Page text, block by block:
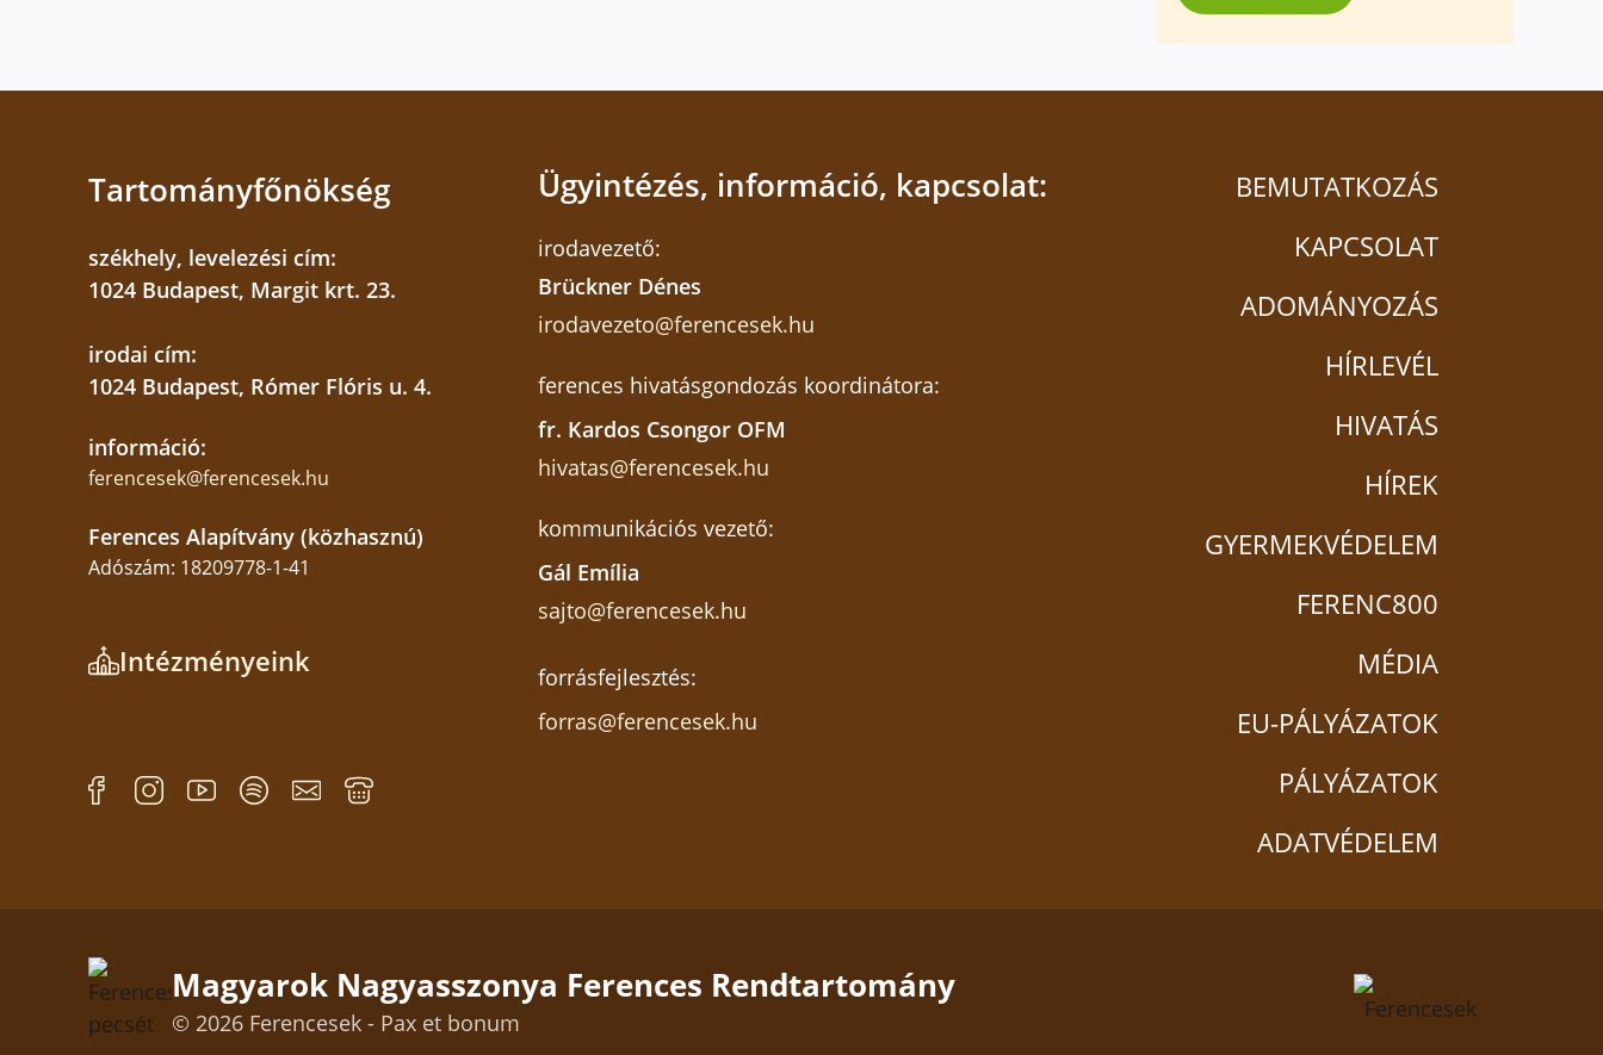
Tartományfőnökség
székhely, levelezési cím:
1024 Budapest, Margit krt. 23.
irodai cím:
1024 Budapest, Rómer Flóris u. 4.
információ:
ferencesek@ferencesek.hu
Ferences Alapítvány (közhasznú)
Adószám: 18209778-1-41
Intézményeink
Ügyintézés, információ, kapcsolat:
irodavezető:
Brückner Dénes
irodavezeto@ferencesek.hu
ferences hivatásgondozás koordinátora:
fr. Kardos Csongor OFM
hivatas@ferencesek.hu
kommunikációs vezető:
Gál Emília
sajto@ferencesek.hu
forrásfejlesztés:
forras@ferencesek.hu
BEMUTATKOZÁS
KAPCSOLAT
ADOMÁNYOZÁS
HÍRLEVÉL
HIVATÁS
HÍREK
GYERMEKVÉDELEM
FERENC800
MÉDIA
EU-PÁLYÁZATOK
PÁLYÁZATOK
ADATVÉDELEM
Magyarok Nagyasszonya Ferences Rendtartomány
© 2026 Ferencesek - Pax et bonum